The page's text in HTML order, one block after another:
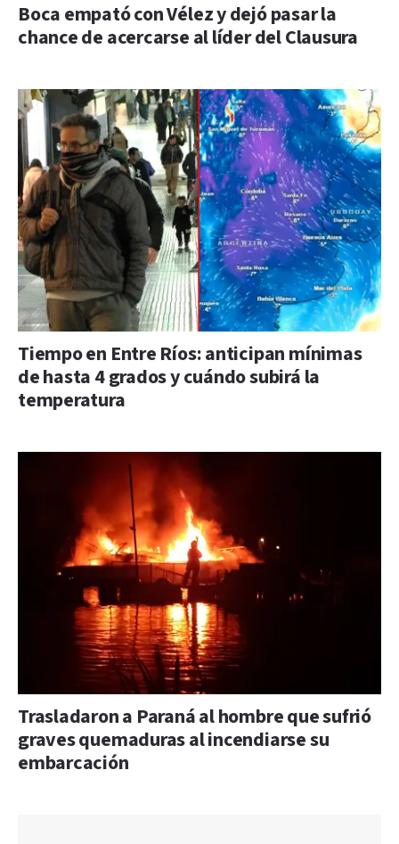
Boca empató con Vélez y dejó pasar la
chance de acercarse al líder del Clausura
Tiempo en Entre Ríos: anticipan mínimas
de hasta 4 grados y cuándo subirá la
temperatura
Trasladaron a Paraná al hombre que sufrió
graves quemaduras al incendiarse su
embarcación